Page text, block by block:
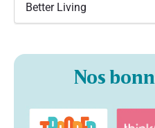
Better Living
Nos